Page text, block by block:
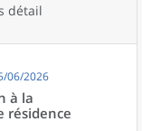
détail
06/2026
à la
résidence